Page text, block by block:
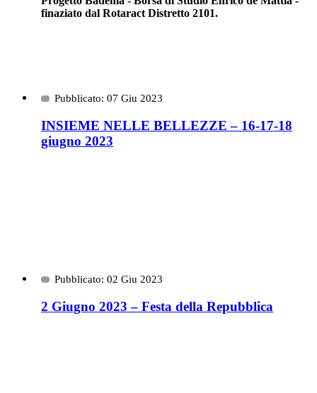
finaziato dal Rotaract Distretto 2101.
Pubblicato: 07 Giu 2023
INSIEME NELLE BELLEZZE – 16-17-18
giugno 2023
Pubblicato: 02 Giu 2023
2 Giugno 2023 – Festa della Repubblica